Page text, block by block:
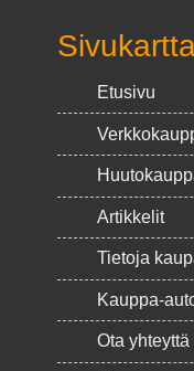
Etusivu
Artikkelit
Tietoja
Kauppa-
Ota yhteyttä